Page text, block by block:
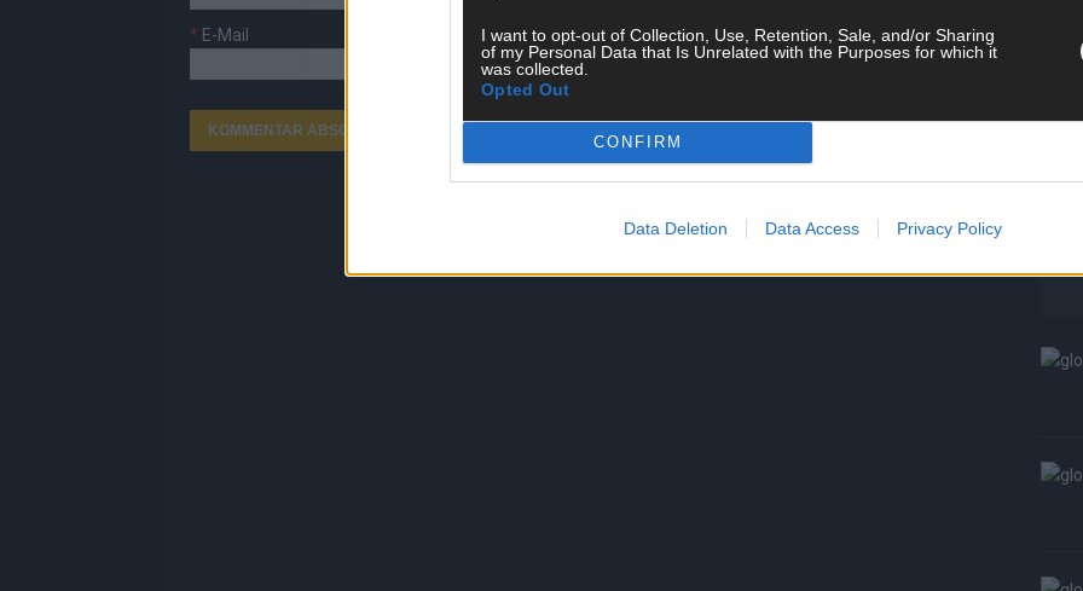
I want to opt-out of Collection, Use, Retention, Sale, and/or Sharing
of my Personal Data that Is Unrelated with the Purposes for which it
was collected.
Opted Out
CONFIRM
Data Deletion Data Access Privacy Policy
* E-Mail